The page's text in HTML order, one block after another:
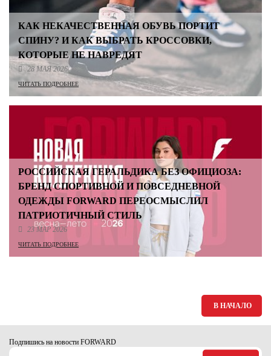
КАК НЕКАЧЕСТВЕННАЯ ОБУВЬ ПОРТИТ
СПИНУ? И КАК ВЫБРАТЬ КРОССОВКИ,
КОТОРЫЕ НЕ НАВРЕДЯТ
28 МАЯ 2026
ЧИТАТЬ ПОДРОБНЕЕ
РОССИЙСКАЯ ГЕРАЛЬДИКА БЕЗ ОФИЦИОЗА:
БРЕНД СПОРТИВНОЙ И ПОВСЕДНЕВНОЙ
ОДЕЖДЫ FORWARD ПЕРЕОСМЫСЛИЛ
ПАТРИОТИЧНЫЙ СТИЛЬ
23 МАР 2026
ЧИТАТЬ ПОДРОБНЕЕ
В НАЧАЛО
Подпишись на новости FORWARD